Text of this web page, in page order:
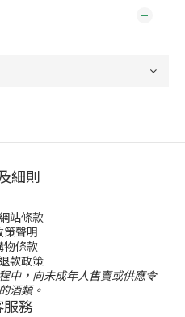
細則
站條款
策聲明
物條款
款政策
中，向未成年人售賣或供應令
酒類。
務